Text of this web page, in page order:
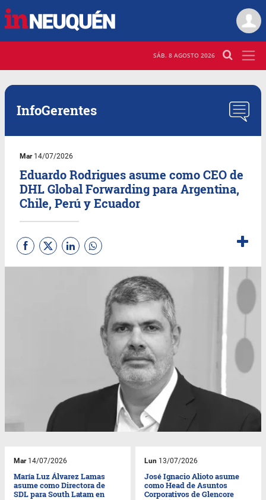
SÁB. 8 AGOSTO 2026
InfoGerentes
Mar14/07/2026
Eduardo Rodrigues asume como CEO de
DHL Global Forwarding para Argentina,
Chile, Perú y Ecuador
Mar14/07/2026
María Luz Álvarez Lamas
asume como Directora de
SDL para South Latam en
Lun 13/07/2026
José Ignacio Alioto asume
como Head de Asuntos
Corporativos de Glencore